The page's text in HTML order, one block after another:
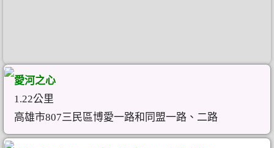
愛河之心
1.22公里
高雄市807三民區博愛一路和同盟一路、二路